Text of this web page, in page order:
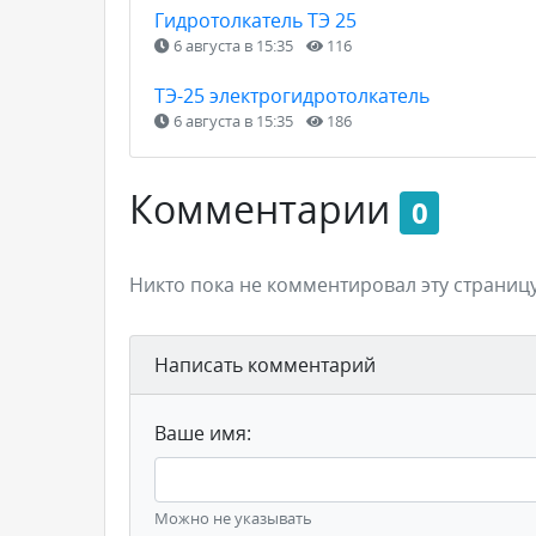
Гидротолкатель ТЭ 25
6 августа в 15:35 116
ТЭ-25 электрогидротолкатель
6 августа в 15:35 186
Комментарии 0
Никто пока не комментировал эту
Написать комментарий
Ваше имя:
Можно не указывать